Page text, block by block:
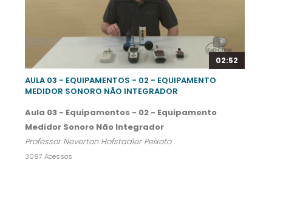
02:52
AULA 03 - EQUIPAMENTOS - 02 - EQUIPAMENTO
MEDIDOR SONORO NÃO INTEGRADOR
Aula 03 - Equipamentos - 02 - Equipamento
Medidor Sonoro Não Integrador
Professor Neverton Hofstadler Peixoto
3097 Acessos